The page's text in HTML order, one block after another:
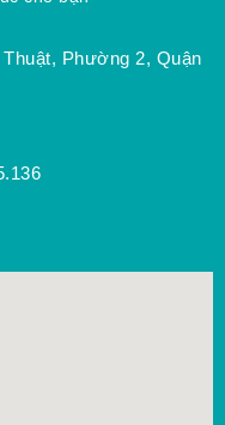
Phường 2, Quận